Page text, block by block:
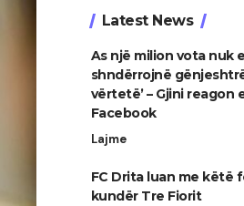
Latest News
As një milion vota nuk e
shndërrojnë
vërtetë’ – Gjini reagon
Facebook
Lajme
FC Drita luan me këtë
kundër Tre Fiorit